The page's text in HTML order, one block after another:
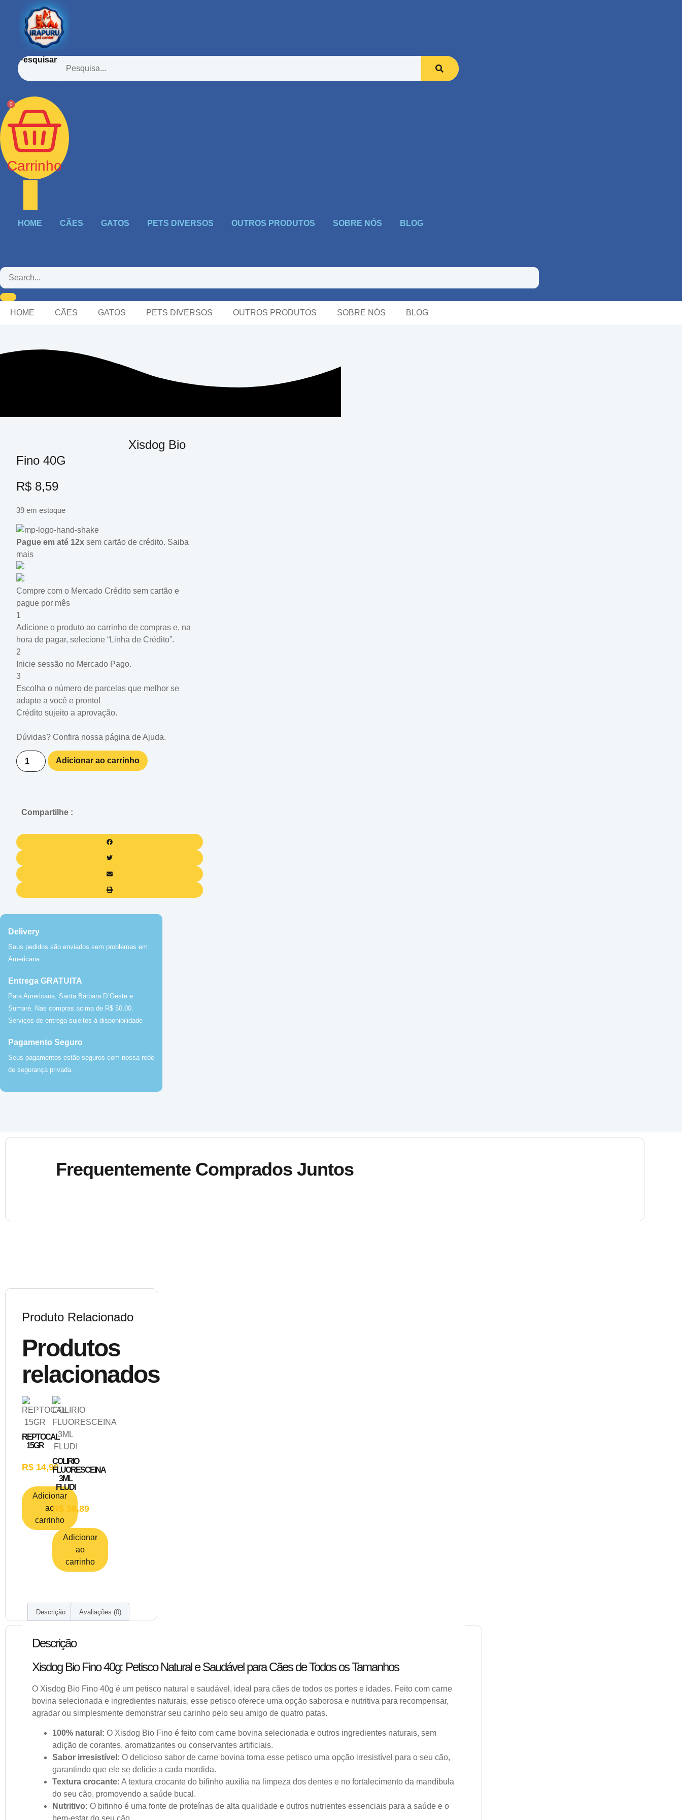
conteúdo
Pesquisar
0
Carrinho
HOME CÃES GATOS PETS DIVERSOS OUTROS PRODUTOS SOBRE NÓS BLOG
HOME CÃES GATOS PETS DIVERSOS OUTROS PRODUTOS SOBRE NÓS BLOG
Xisdog Bio
Fino 40G
R$ 8,59
39 em estoque
Pague em até 12x sem cartão de crédito. Saiba
mais
Compre com o Mercado Crédito sem cartão e
pague por mês
1
Adicione o produto ao carrinho de compras e, na
hora de pagar, selecione “Linha de Crédito”.
2
Inicie sessão no Mercado Pago.
3
Escolha o número de parcelas que melhor se
adapte a você e pronto!
Crédito sujeito a aprovação.
Dúvidas? Confira nossa página deAjuda.
Xisdog
Bio
Fino
Adicionar ao carrinho
Compartilhe :
Delivery
Seus pedidos são enviados sem problemas em
Americana
Entrega GRATUITA
Para Americana, Santa Bárbara D´Oeste e
Sumaré. Nas compras acima de R$ 50,00.
Serviços de entrega sujeitos à disponibilidade
Pagamento Seguro
Seus pagamentos estão seguros com nossa rede
de segurança privada.
Frequentemente Comprados Juntos
Produto Relacionado
Produtos
relacionados
REPTOCAL
15GR
R$ 14,90
Adicionar
ao
carrinho
COLIRIO
FLUORESCEINA
3ML
FLUDI
R$ 38,89
Adicionar
ao
carrinho
Descrição Avaliações (0)
Descrição
Xisdog Bio Fino 40g: Petisco Natural e Saudável para Cães de Todos os Tamanhos
O Xisdog Bio Fino 40g é um petisco natural e saudável, ideal para cães de todos os portes e idades. Feito com carne
bovina selecionada e ingredientes naturais, esse petisco oferece uma opção saborosa e nutritiva para recompensar,
agradar ou simplesmente demonstrar seu carinho pelo seu amigo de quatro patas.
100% natural: O Xisdog Bio Fino é feito com carne bovina selecionada e outros ingredientes naturais, sem
adição de corantes, aromatizantes ou conservantes artificiais.
Sabor irresistível: O delicioso sabor de carne bovina torna esse petisco uma opção irresistível para o seu cão,
garantindo que ele se delicie a cada mordida.
Textura crocante: A textura crocante do bifinho auxilia na limpeza dos dentes e no fortalecimento da mandíbula
do seu cão, promovendo a saúde bucal.
Nutritivo: O bifinho é uma fonte de proteínas de alta qualidade e outros nutrientes essenciais para a saúde e o
bem-estar do seu cão.